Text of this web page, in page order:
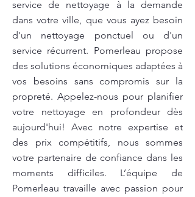
service de nettoyage à la demande
dans votre ville, que vous ayez besoin
d'un nettoyage ponctuel ou d'un
service récurrent. Pomerleau propose
des solutions économiques adaptées à
vos besoins sans compromis sur la
propreté. Appelez-nous pour planifier
votre nettoyage en profondeur dès
aujourd'hui! Avec notre expertise et
des prix compétitifs, nous sommes
votre partenaire de confiance dans les
moments difficiles. L’équipe de
Pomerleau travaille avec passion pour